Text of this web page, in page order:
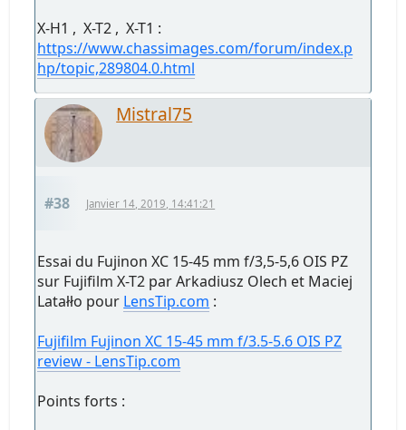
X-H1 , X-T2 , X-T1 :
https://www.chassimages.com/forum/index.p
hp/topic,289804.0.html
Mistral75
#38 Janvier 14, 2019, 14:41:21
Essai du Fujinon XC 15-45 mm f/3,5-5,6 OIS PZ
sur Fujifilm X-T2 par Arkadiusz Olech et Maciej
Latałło pour LensTip.com :
Fujifilm Fujinon XC 15-45 mm f/3.5-5.6 OIS PZ
review - LensTip.com
Points forts :